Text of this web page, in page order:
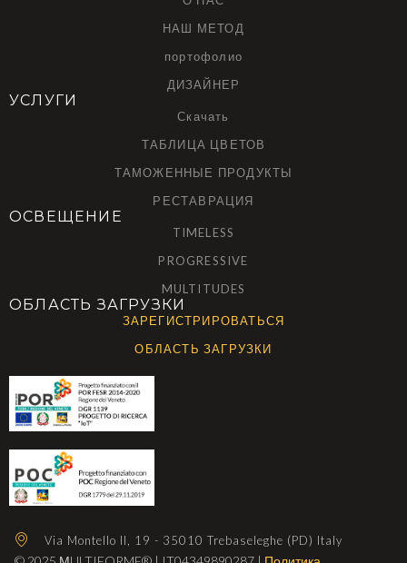
НАШ МЕТОД
портофолио
ДИЗАЙНЕР
УСЛУГИ
Скачать
ТАБЛИЦА ЦВЕТОВ
ТАМОЖЕННЫЕ ПРОДУКТЫ
РЕСТАВРАЦИЯ
ОСВЕЩЕНИЕ
TIMELESS
PROGRESSIVE
MULTITUDES
ОБЛАСТЬ ЗАГРУЗКИ
ЗАРЕГИСТРИРОВАТЬСЯ
ОБЛАСТЬ ЗАГРУЗКИ
Via Montello II, 19 - 35010 Trebaseleghe (PD) Italy